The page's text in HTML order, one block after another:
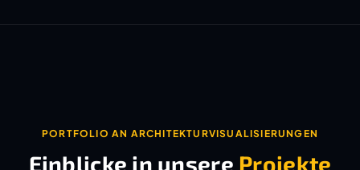
PORTFOLIO AN ARCHITEKTURVISUALISIERUNGEN
Einblicke in unsere Projekte